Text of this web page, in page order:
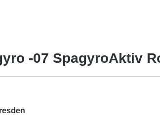
-07 SpagyroAktiv